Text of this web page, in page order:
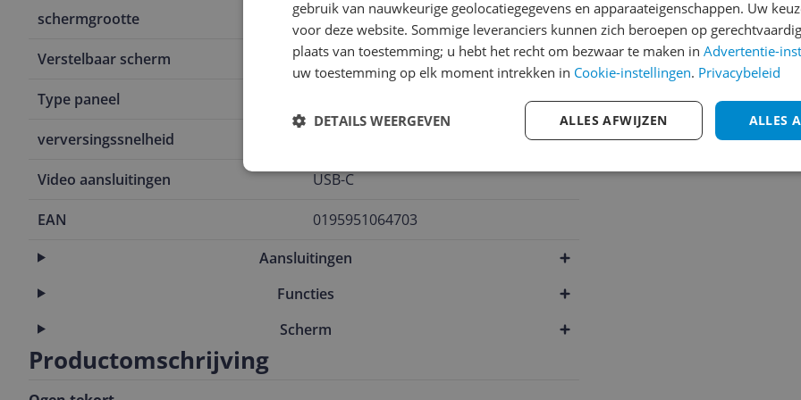
schermgrootte 27 inch
Verstelbaar scherm Kantelbaar
Type paneel
verversingssnelheid
Video aansluitingen USB-C
EAN
0195951064703
Aansluitingen
Functies
Scherm
Productomschrijving
Cijfer
Welk cijfer geef jij dit
3
2
1
gebruik van nauwkeurige geolocatiegegevens en apparaateigenschappen. Uw
voor deze website. Sommige leveranciers kunnen zich beroepen op
plaats van toestemming; u hebt het recht om bezwaar te maken in Advertentie-
uw toestemming op elk moment intrekken in Cookie-instellingen. Privacybeleid
ALLES
ALLES AFWIJZEN
DETAILS WEERGEVEN